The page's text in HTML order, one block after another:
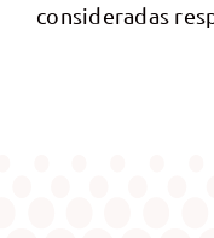
consideradas